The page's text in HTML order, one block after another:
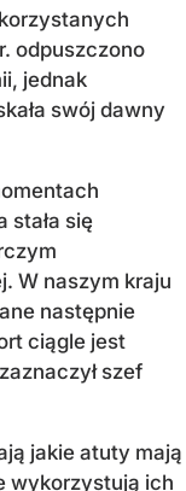
odpuszczono
jednak
swój dawny
stała się
W naszym kraju
następnie
ciągle jest
szef
jakie atuty mają
wykorzystują ich